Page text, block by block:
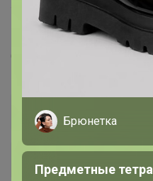
5.0 34.4K 769
Практичные вещи
Брюнетка
Предметные